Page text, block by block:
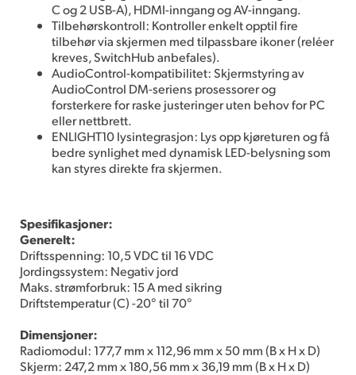
C og 2 USB-A), HDMI-inngang og AV-inngang.
Tilbehørskontroll: Kontroller enkelt opptil fire
tilbehør via skjermen med tilpassbare ikoner (reléer
kreves, SwitchHub anbefales).
AudioControl-kompatibilitet: Skjermstyring av
AudioControl DM-seriens prosessorer og
forsterkere for raske justeringer uten behov for PC
eller nettbrett.
ENLIGHT10 lysintegrasjon: Lys opp kjøreturen og få
bedre synlighet med dynamisk LED-belysning som
kan styres direkte fra skjermen.
Spesifikasjoner:
Generelt:
Driftsspenning: 10,5 VDC til 16 VDC
Jordingssystem: Negativ jord
Maks. strømforbruk: 15 A med sikring
Driftstemperatur (C) -20° til 70°
Dimensjoner:
Radiomodul: 177,7 mm x 112,96 mm x 50 mm (B x H x D)
Skjerm: 247,2 mm x 180,56 mm x 36,19 mm (B x H x D)